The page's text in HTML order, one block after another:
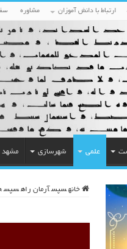
ارتباط با دانش آموزان مشاوره
علمی شهرسازی مشهد
خانه سپس آرمان راه سپس